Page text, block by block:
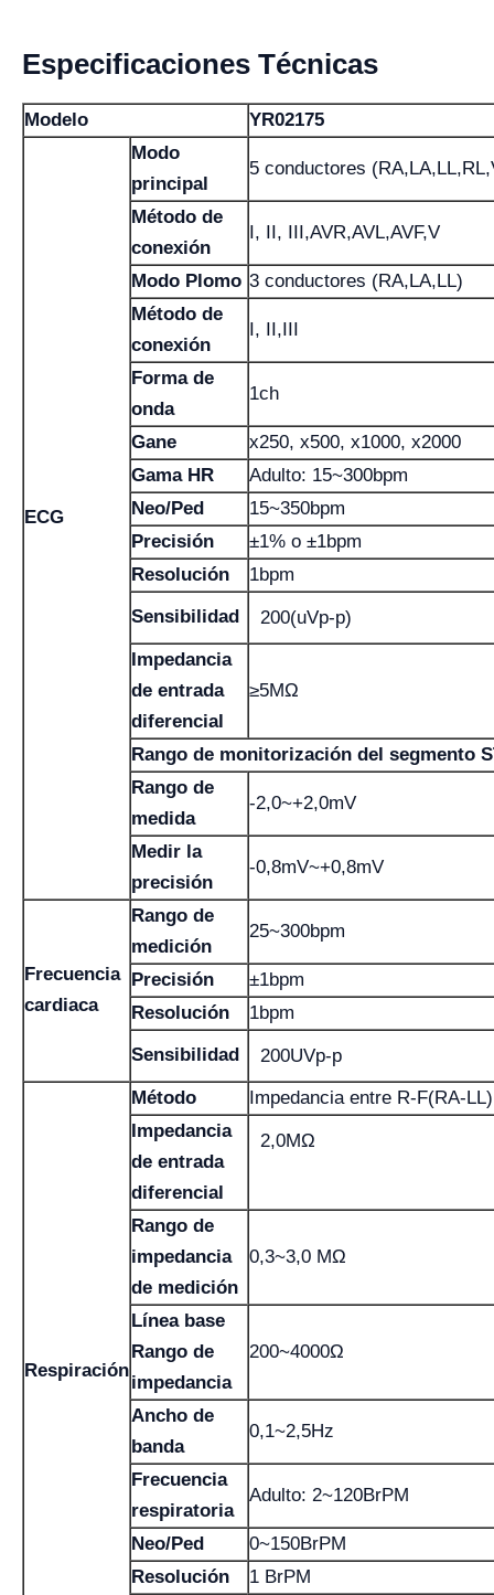
Especificaciones Técnicas
Modelo YR02175
ECG
Modo
principal
5 conductores
Método de
conexión
I, II, III,AVR,AVL,AVF,V
Modo Plomo 3 conductores (RA,LA,LL)
Método de
conexión
I, II,III
Forma de
onda
1ch
Gane
x250, x500, x1000, x2000
Gama HR
Adulto: 15~300bpm
Neo/Ped
15~350bpm
Precisión
±1% o ±1bpm
Resolución
1bpm
Sensibilidad
200(uVp-p)
Impedancia
de entrada
diferencial
≥5MΩ
Rango de monitorización del segmento
Rango de
medida
-2,0~+2,0mV
Medir la
precisión
-0,8mV~+0,8mV
Frecuencia
cardiaca
Rango de
medición
25~300bpm
Precisión
±1bpm
Resolución
1bpm
Sensibilidad
200UVp-p
Respiración
Método
Impedancia entre R-F(RA-LL)
Impedancia
de entrada
diferencial
2,0MΩ
Rango de
impedancia
de medición
0,3~3,0 MΩ
Línea base
Rango de
impedancia
200~4000Ω
Ancho de
banda
0,1~2,5Hz
Frecuencia
respiratoria
Adulto: 2~120BrPM
Neo/Ped
0~150BrPM
Resolución
1 BrPM